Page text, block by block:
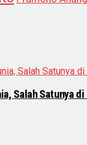
Salah Satunya di